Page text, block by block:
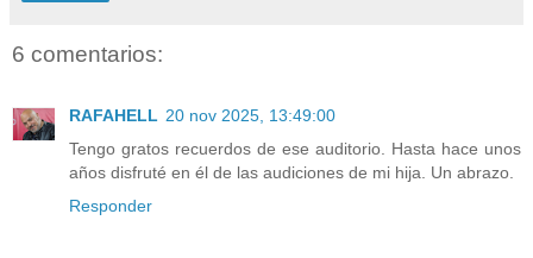
6 comentarios:
RAFAHELL 20 nov 2025, 13:49:00
Tengo gratos recuerdos de ese auditorio. Hasta hace unos
años disfruté en él de las audiciones de mi hija. Un abrazo.
Responder